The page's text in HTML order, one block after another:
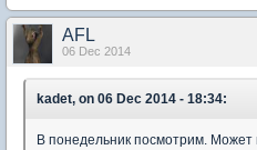
AFL
06 Dec 2014
kadet, on 06 Dec 2014 - 18:34:
В понедельник посмотрим. Может